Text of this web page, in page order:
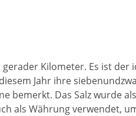
Kilometer. Es ist
Jahr ihre
bemerkt. Das Salz wurde
als Währung verwendet,